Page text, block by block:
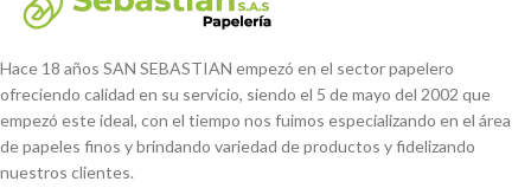
Hace 18 años SAN SEBASTIAN empezó en el sector papelero
ofreciendo calidad en su servicio, siendo el 5 de mayo del 2002 que
empezó este ideal, con el tiempo nos fuimos especializando en el área
de papeles finos y brindando variedad de productos y fidelizando
nuestros clientes.